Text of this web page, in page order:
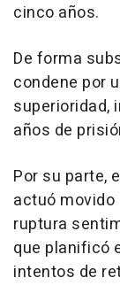
cinco años.
De forma
condene por
superioridad,
años de
Por su parte,
actuó movido
ruptura
que planificó
intentos de